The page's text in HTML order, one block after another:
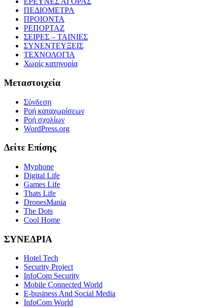
ΠΕΔΙΟΜΕΤΡΑ
ΠΡΟΙΟΝΤΑ
ΡΕΠΟΡΤΑΖ
ΣΕΙΡΕΣ – ΤΑΙΝΙΕΣ
ΣΥΝΕΝΤΕΥΞΕΙΣ
ΤΕΧΝΟΛΟΓΙΑ
Χωρίς κατηγορία
Μεταστοιχεία
Σύνδεση
Ροή καταχωρίσεων
Ροή σχολίων
WordPress.org
Δείτε Επίσης
Myphone
Digital Life
Games Life
Thats Life
DronesMania
The Dots
Cool Home
ΣΥΝΕΔΡΙΑ
Hotel Tech
Security Project
InfoCom Security
Mobile Connected World
E-business And Social Media
InfoCom World